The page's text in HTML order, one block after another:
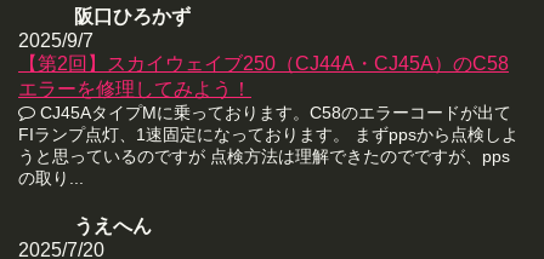
阪口ひろかず
2025/9/7
【第2回】スカイウェイブ250（CJ44A・CJ45A）のC58
エラーを修理してみよう！
CJ45AタイプMに乗っております。C58のエラーコードが出て
FIランプ点灯、1速固定になっております。 まずppsから点検しよ
うと思っているのですが 点検方法は理解できたのでですが、pps
の取り...
うえへん
2025/7/20